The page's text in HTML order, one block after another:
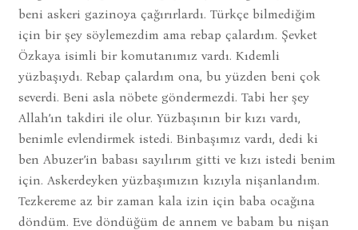
beni askeri gazinoya çağırırlardı. Türkçe bilmediğim
için bir şey söylemezdim ama rebap çalardım. Şevket
Özkaya isimli bir komutanımız vardı. Kıdemli
yüzbaşıydı. Rebap çalardım ona, bu yüzden beni çok
severdi. Beni asla nöbete göndermezdi. Tabi her şey
Allah’ın takdiri ile olur. Yüzbaşının bir kızı vardı,
benimle evlendirmek istedi. Binbaşımız vardı, dedi ki
ben Abuzer’in babası sayılırım gitti ve kızı istedi benim
için. Askerdeyken yüzbaşımızın kızıyla nişanlandım.
Tezkereme az bir zaman kala izin için baba ocağına
döndüm. Eve döndüğüm de annem ve babam bu nişan